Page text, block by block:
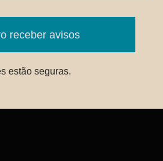
receber avisos
estão seguras.